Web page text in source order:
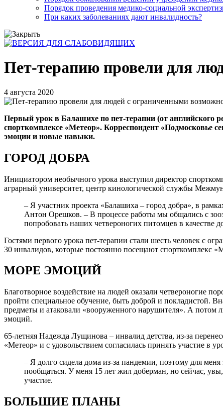
Порядок проведения медико-социальной
При каких заболеваниях дают инвалидность?
Пет-терапию провели для
4 августа 2020
Первый урок в Балашихе по пет-терапии (от
спорткомплексе «Метеор». Корреспондент «Подмосковье
эмоции и новые навыки.
ГОРОД ДОБРА
Инициатором необычного урока выступил директор
аграрный университет, центр кинологической службы
– Я участник проекта «Балашиха – город добра», в
Антон Орешков. – В процессе работы мы общались с
попробовать наших четвероногих питомцев в качестве
Гостями первого урока пет-терапии стали шесть человек с
30 инвалидов, которые постоянно посещают спорткомплекс
МОРЕ ЭМОЦИЙ
Благотворное воздействие на людей оказали четвероногие
пройти специальное обучение, быть доброй и покладистой.
предметы и атаковали «вооруженного нарушителя». А потом
эмоций.
65-летняя Надежда Лущинова – инвалид детства, из-за
«Метеор» и с удовольствием согласилась принять участие в
– Я долго сидела дома из-за пандемии, поэтому для
пообщаться. У меня 15 лет жил доберман, но сейчас,
участие.
БОЛЬШИЕ ПЛАНЫ